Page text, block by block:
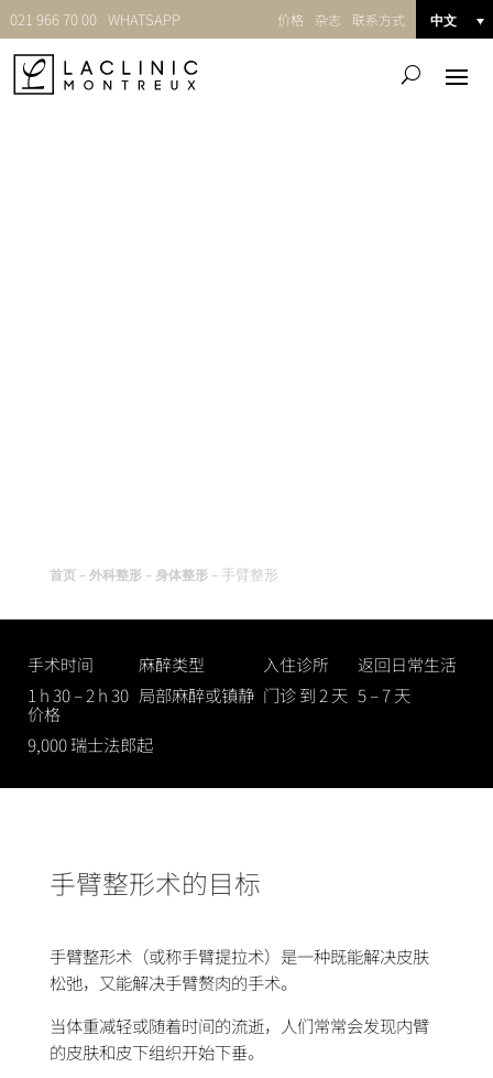
021 966 70 00 WHATSAPP 价格 杂志 联系方式 中文
首页- 外科整形- 身体整形- 手臂整形
手术时间
1 h 30 – 2 h 30
麻醉类型
局部麻醉或镇静
入住诊所
门诊 到 2 天
返回日常生活
5 – 7 天
价格
9,000 瑞士法郎起
手臂整形术的目标
手臂整形术（或称手臂提拉术）是一种既能解决皮肤
松弛，又能解决手臂赘肉的手术。
当体重减轻或随着时间的流逝，人们常常会发现内臂
的皮肤和皮下组织开始下垂。